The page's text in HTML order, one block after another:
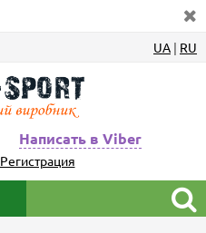
UA | RU
Написать в Viber
Регистрация